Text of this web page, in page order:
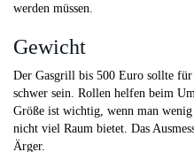
werden müssen.
Gewicht
Der Gasgrill bis 500 Euro sollte
schwer sein. Rollen helfen beim
Größe ist wichtig, wenn man
nicht viel Raum bietet. Das
Ärger.